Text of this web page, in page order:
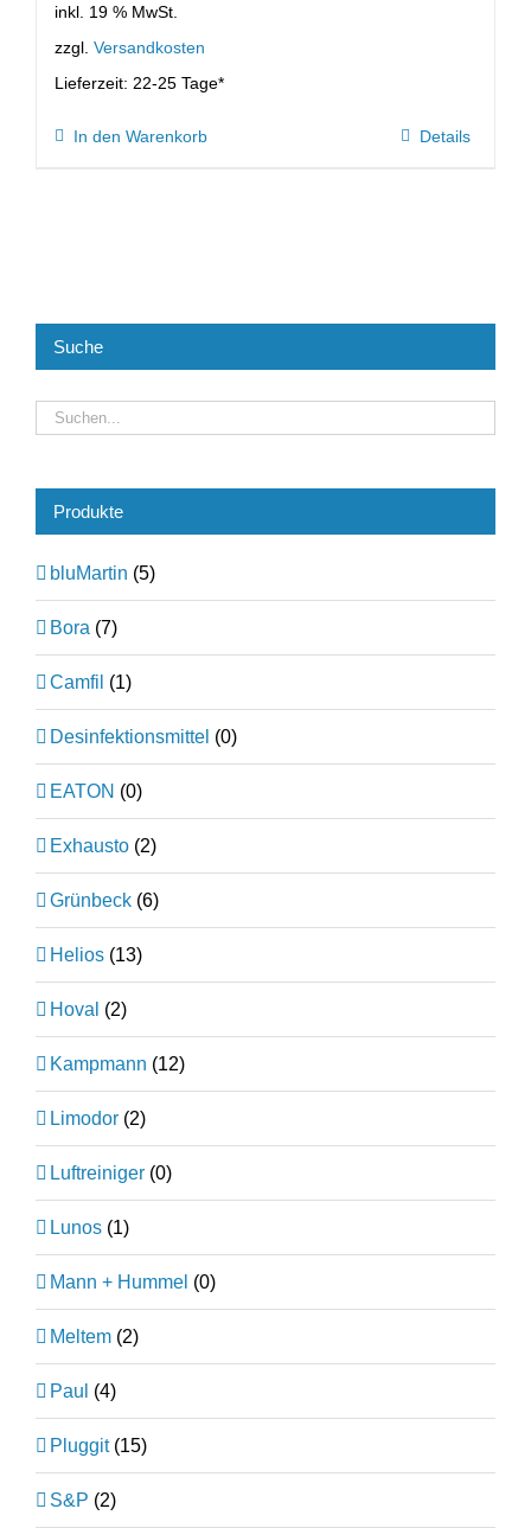
inkl. 19 % MwSt.
zzgl. Versandkosten
Lieferzeit: 22-25 Tage*
In den Warenkorb Details
Suche
Produkte
bluMartin (5)
Bora (7)
Camfil (1)
Desinfektionsmittel (0)
EATON (0)
Exhausto (2)
Grünbeck (6)
Helios (13)
Hoval (2)
Kampmann (12)
Limodor (2)
Luftreiniger (0)
Lunos (1)
Mann + Hummel (0)
Meltem (2)
Paul (4)
Pluggit (15)
S&P (2)